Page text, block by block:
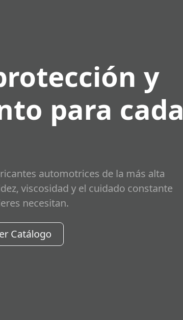
y
para cada
automotrices de la más alta
viscosidad y el cuidado constante
necesitan.
Catálogo